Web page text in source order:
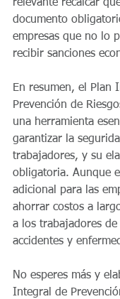
relevante recalcar
documento
empresas que no lo
recibir sanciones
En resumen, el Plan
Prevención de
una herramienta
garantizar la
trabajadores, y su
obligatoria. Aunque
adicional para las
ahorrar costos a
a los trabajadores de
accidentes y
No esperes más y
Integral de